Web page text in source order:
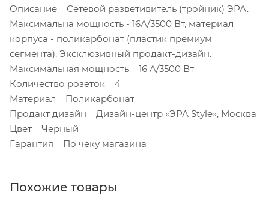
Описание Сетевой разветивитель (тройник) ЭРА.
Максимальна мощность - 16А/3500 Вт, материал
корпуса - поликарбонат (пластик премиум
сегмента), Эксклюзивный продакт-дизайн.
Максимальная мощность 16 A/3500 Вт
Количество розеток 4
Материал Поликарбонат
Продакт дизайн Дизайн-центр «ЭРА Style», Москва
Цвет Черный
Гарантия По чеку магазина
Похожие товары